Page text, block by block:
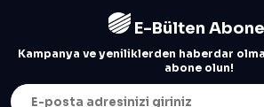
E-Bülten
Kampanya ve yeniliklerden haberdar
abone olun!